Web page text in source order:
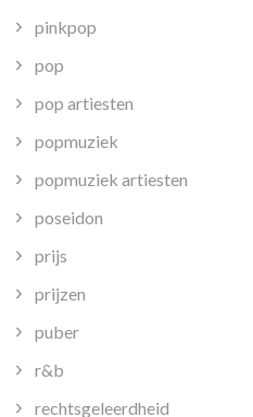
pinkpop
pop
pop artiesten
popmuziek
popmuziek artiesten
poseidon
prijs
prijzen
puber
r&b
rechtsgeleerdheid